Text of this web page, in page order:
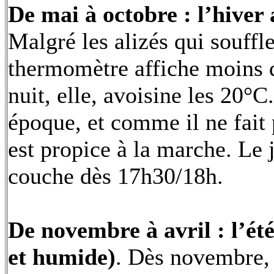
De mai à octobre : l’hiver
Malgré les alizés qui
thermomètre affiche moins
nuit, elle, avoisine les
époque, et comme il ne fait
est propice à la marche. Le
couche dès 17h30/18h.
De novembre à avril :
et humide). Dès